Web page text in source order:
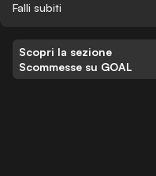
Falli subiti
Scopri la sezione
Scommesse su GOAL